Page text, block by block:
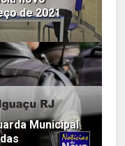
de 2021
Municipal